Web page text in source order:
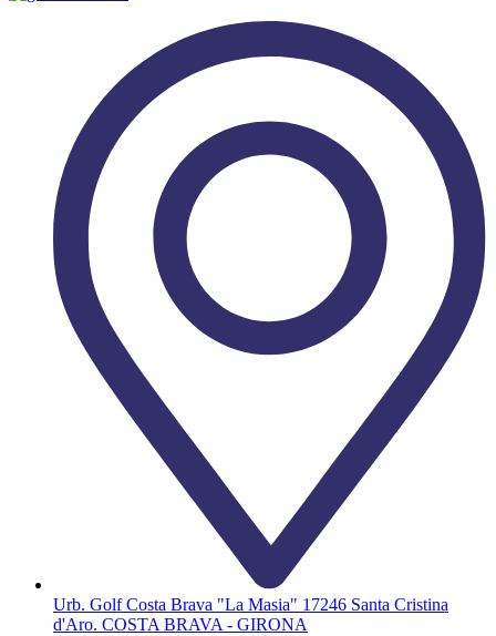
Urb. Golf Costa Brava "La Masia" 17246 Santa Cristina
d'Aro. COSTA BRAVA - GIRONA